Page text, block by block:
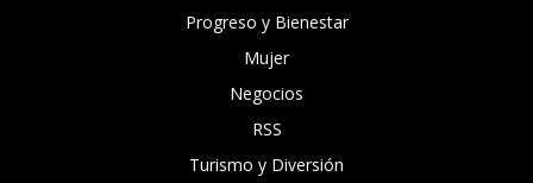
Progreso y Bienestar
Mujer
Negocios
RSS
Turismo y Diversión